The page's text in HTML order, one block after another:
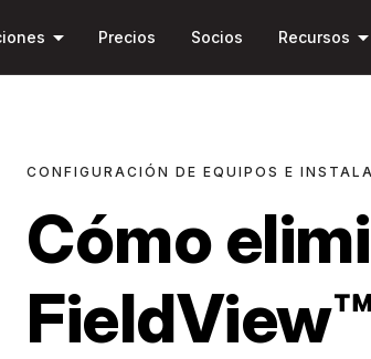
arrow_drop_down Precios Socios Recursos arrow_drop_down
CONFIGURACIÓN DE EQUIPOS E
Cómo